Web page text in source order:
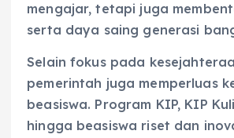
mengajar, tetapi juga
serta daya saing generasi
Selain fokus pada
pemerintah juga memperluas
beasiswa. Program KIP, KIP
hingga beasiswa riset dan